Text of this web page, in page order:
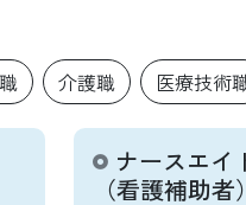
介護職 医療技術
ナースエイ
（看護補助者）